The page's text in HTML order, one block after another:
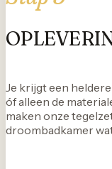
Je krijgt een
óf alleen de
maken onze
droombadkamer